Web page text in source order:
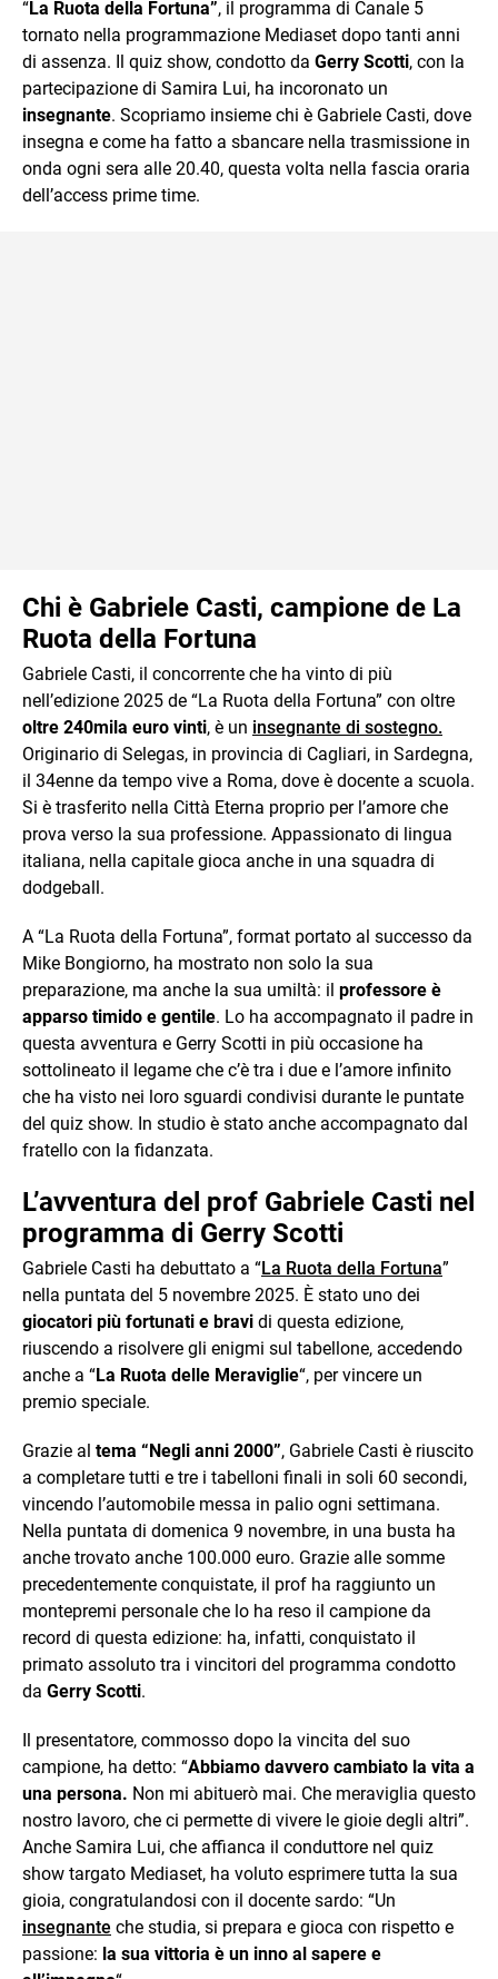
“La Ruota della Fortuna”, il programma di Canale 5
tornato nella programmazione Mediaset dopo tanti anni
di assenza. Il quiz show, condotto da Gerry Scotti, con la
partecipazione di Samira Lui, ha incoronato un
insegnante. Scopriamo insieme chi è Gabriele Casti, dove
insegna e come ha fatto a sbancare nella trasmissione in
onda ogni sera alle 20.40, questa volta nella fascia oraria
dell’access prime time.
Chi è Gabriele Casti, campione de La
Ruota della Fortuna
Gabriele Casti, il concorrente che ha vinto di più
nell’edizione 2025 de “La Ruota della Fortuna” con oltre
oltre 240mila euro vinti, è un insegnante di sostegno.
Originario di Selegas, in provincia di Cagliari, in Sardegna,
il 34enne da tempo vive a Roma, dove è docente a scuola.
Si è trasferito nella Città Eterna proprio per l’amore che
prova verso la sua professione. Appassionato di lingua
italiana, nella capitale gioca anche in una squadra di
dodgeball.
A “La Ruota della Fortuna”, format portato al successo da
Mike Bongiorno, ha mostrato non solo la sua
preparazione, ma anche la sua umiltà: il professore è
apparso timido e gentile. Lo ha accompagnato il padre in
questa avventura e Gerry Scotti in più occasione ha
sottolineato il legame che c’è tra i due e l’amore infinito
che ha visto nei loro sguardi condivisi durante le puntate
del quiz show. In studio è stato anche accompagnato dal
fratello con la fidanzata.
L’avventura del prof Gabriele Casti nel
programma di Gerry Scotti
Gabriele Casti ha debuttato a “La Ruota della Fortuna”
nella puntata del 5 novembre 2025. È stato uno dei
giocatori più fortunati e bravi di questa edizione,
riuscendo a risolvere gli enigmi sul tabellone, accedendo
anche a “La Ruota delle Meraviglie“, per vincere un
premio speciale.
Grazie al tema “Negli anni 2000”, Gabriele Casti è riuscito
a completare tutti e tre i tabelloni finali in soli 60 secondi,
vincendo l’automobile messa in palio ogni settimana.
Nella puntata di domenica 9 novembre, in una busta ha
anche trovato anche 100.000 euro. Grazie alle somme
precedentemente conquistate, il prof ha raggiunto un
montepremi personale che lo ha reso il campione da
record di questa edizione: ha, infatti, conquistato il
primato assoluto tra i vincitori del programma condotto
da Gerry Scotti.
Il presentatore, commosso dopo la vincita del suo
campione, ha detto: “Abbiamo davvero cambiato la vita a
una persona. Non mi abituerò mai. Che meraviglia questo
nostro lavoro, che ci permette di vivere le gioie degli altri”.
Anche Samira Lui, che affianca il conduttore nel quiz
show targato Mediaset, ha voluto esprimere tutta la sua
gioia, congratulandosi con il docente sardo: “Un
insegnante che studia, si prepara e gioca con rispetto e
passione: la sua vittoria è un inno al sapere e